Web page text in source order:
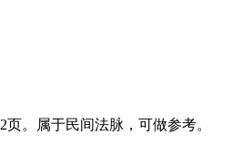
。属于民间法脉，可做参考。